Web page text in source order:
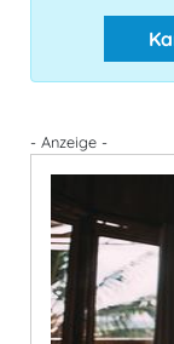
- Anzeige -